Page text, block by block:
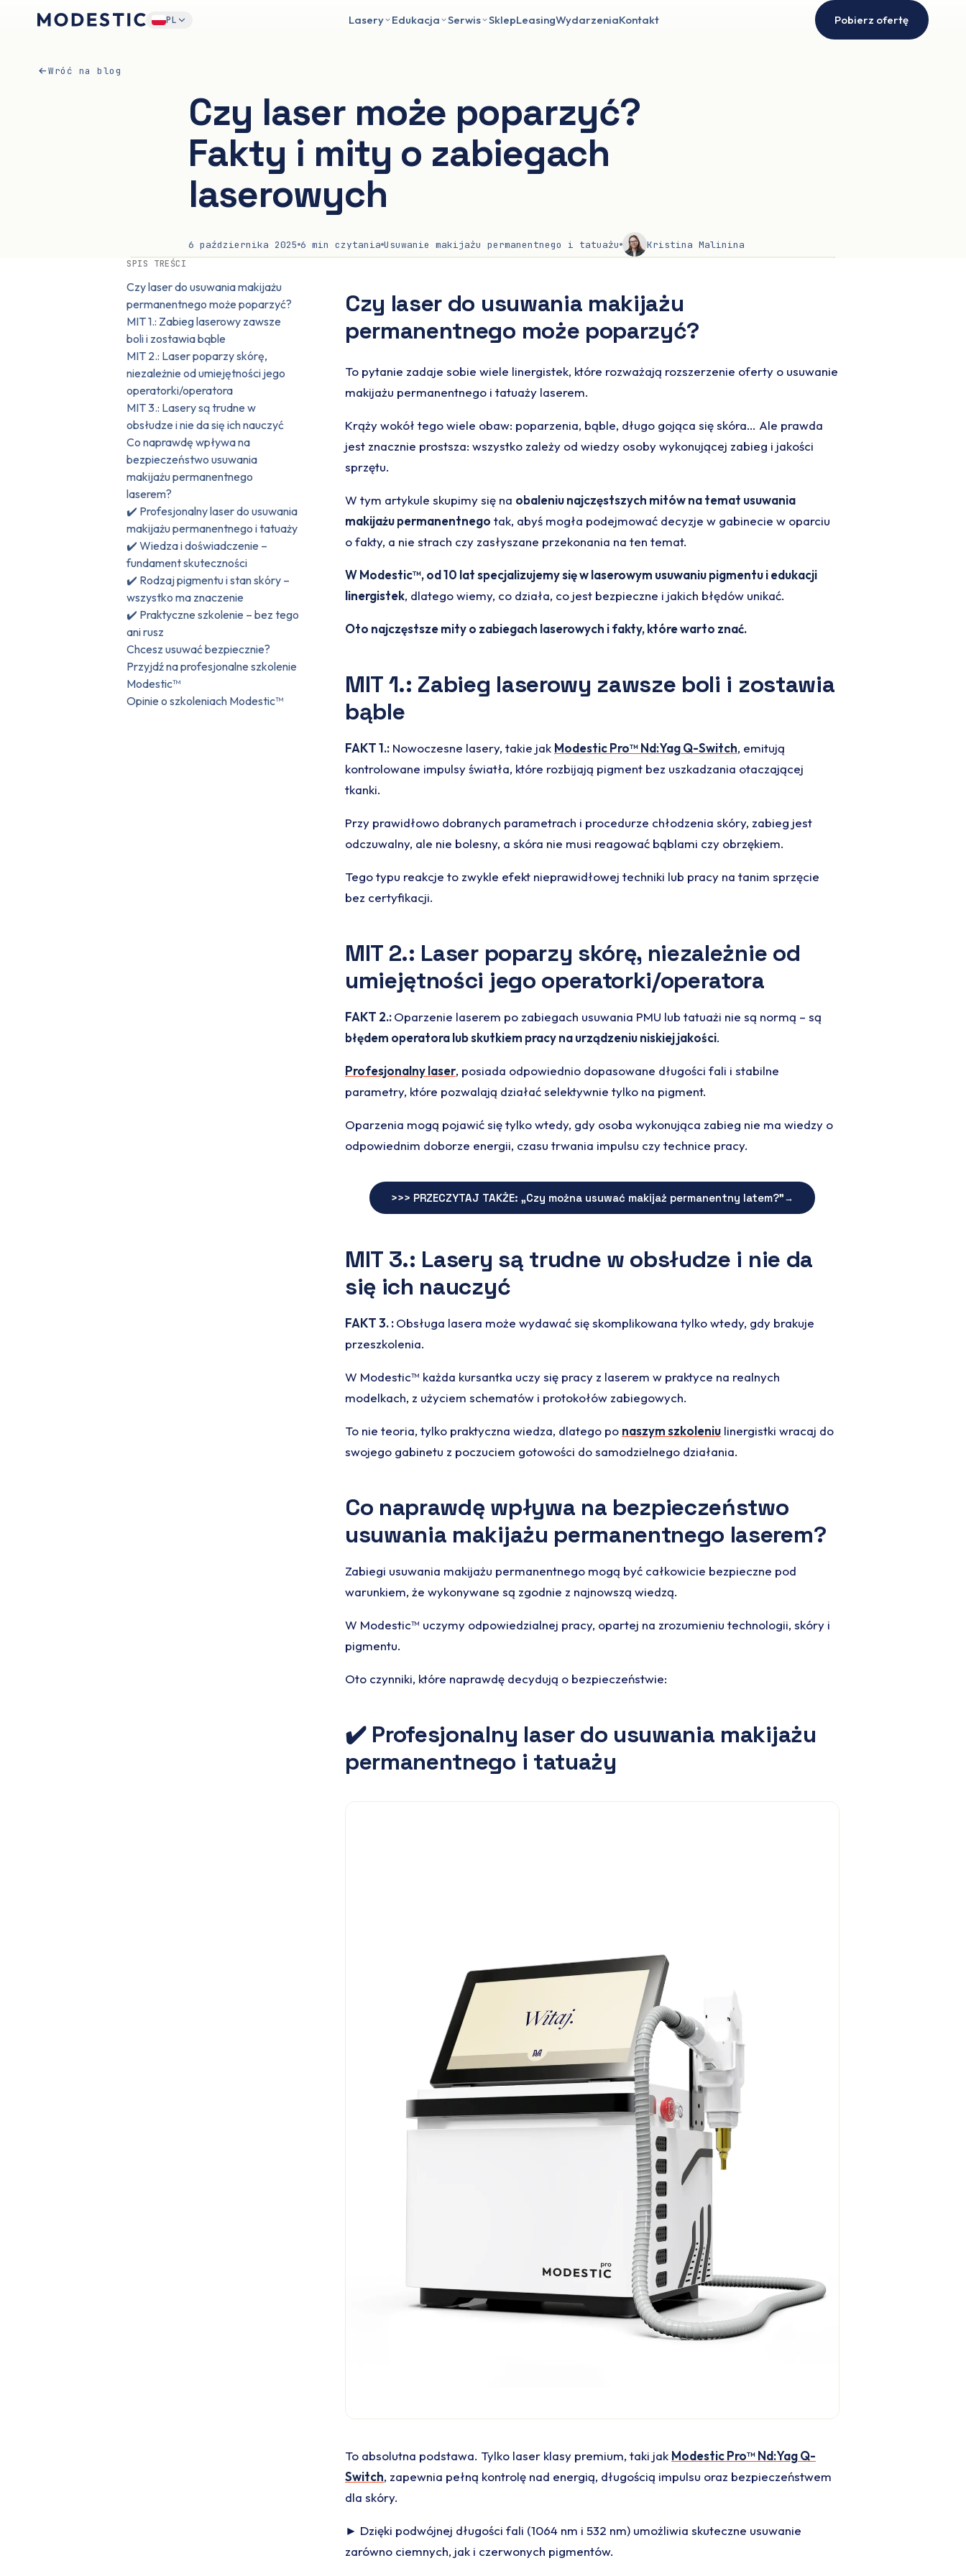
PL Lasery Edukacja Serwis SklepLeasingWydarzeniaKontakt Pobierz ofertę
Wróć na blog
Czy laser może poparzyć?
Fakty i mity o zabiegach
laserowych
6 października 2025 6 min czytania Usuwanie makijażu permanentnego i tatuażu Kristina Malinina
SPIS TREŚCI
Czy laser do usuwania makijażu
permanentnego może poparzyć?
MIT 1.: Zabieg laserowy zawsze
boli i zostawia bąble
MIT 2.: Laser poparzy skórę,
niezależnie od umiejętności jego
operatorki/operatora
MIT 3.: Lasery są trudne w
obsłudze i nie da się ich nauczyć
Co naprawdę wpływa na
bezpieczeństwo usuwania
makijażu permanentnego
laserem?
✔️ Profesjonalny laser do usuwania
makijażu permanentnego i tatuaży
✔️ Wiedza i doświadczenie –
fundament skuteczności
✔️ Rodzaj pigmentu i stan skóry –
wszystko ma znaczenie
✔️ Praktyczne szkolenie – bez tego
ani rusz
Chcesz usuwać bezpiecznie?
Przyjdź na profesjonalne szkolenie
Modestic™
Opinie o szkoleniach Modestic™
Czy laser do usuwania makijażu
permanentnego może poparzyć?
To pytanie zadaje sobie wiele linergistek, które rozważają rozszerzenie oferty o usuwanie
makijażu permanentnego i tatuaży laserem.
Krąży wokół tego wiele obaw: poparzenia, bąble, długo gojąca się skóra… Ale prawda
jest znacznie prostsza: wszystko zależy od wiedzy osoby wykonującej zabieg i jakości
sprzętu.
W tym artykule skupimy się na obaleniu najczęstszych mitów na temat usuwania
makijażu permanentnego tak, abyś mogła podejmować decyzje w gabinecie w oparciu
o fakty, a nie strach czy zasłyszane przekonania na ten temat.
W Modestic™, od 10 lat specjalizujemy się w laserowym usuwaniu pigmentu i edukacji
linergistek, dlatego wiemy, co działa, co jest bezpieczne i jakich błędów unikać.
Oto najczęstsze mity o zabiegach laserowych i fakty, które warto znać.
MIT 1.: Zabieg laserowy zawsze boli i zostawia
bąble
FAKT 1.: Nowoczesne lasery, takie jak Modestic Pro™ Nd:Yag Q-Switch, emitują
kontrolowane impulsy światła, które rozbijają pigment bez uszkadzania otaczającej
tkanki.
Przy prawidłowo dobranych parametrach i procedurze chłodzenia skóry, zabieg jest
odczuwalny, ale nie bolesny, a skóra nie musi reagować bąblami czy obrzękiem.
Tego typu reakcje to zwykle efekt nieprawidłowej techniki lub pracy na tanim sprzęcie
bez certyfikacji.
MIT 2.: Laser poparzy skórę, niezależnie od
umiejętności jego operatorki/operatora
FAKT 2.:Oparzenie laserem po zabiegach usuwania PMU lub tatuażi nie są normą – są
błędem operatora lub skutkiem pracy na urządzeniu niskiej jakości.
Profesjonalny laser, posiada odpowiednio dopasowane długości fali i stabilne
parametry, które pozwalają działać selektywnie tylko na pigment.
Oparzenia mogą pojawić się tylko wtedy, gdy osoba wykonująca zabieg nie ma wiedzy o
odpowiednim doborze energii, czasu trwania impulsu czy technice pracy.
>>> PRZECZYTAJ TAKŻE: „Czy można usuwać makijaż permanentny latem?”→
MIT 3.: Lasery są trudne w obsłudze i nie da
się ich nauczyć
FAKT 3. :Obsługa lasera może wydawać się skomplikowana tylko wtedy, gdy brakuje
przeszkolenia.
W Modestic™ każda kursantka uczy się pracy z laserem w praktyce na realnych
modelkach, z użyciem schematów i protokołów zabiegowych.
To nie teoria, tylko praktyczna wiedza, dlatego po naszym szkoleniu linergistki wracaj do
swojego gabinetu z poczuciem gotowości do samodzielnego działania.
Co naprawdę wpływa na bezpieczeństwo
usuwania makijażu permanentnego laserem?
Zabiegi usuwania makijażu permanentnego mogą być całkowicie bezpieczne pod
warunkiem, że wykonywane są zgodnie z najnowszą wiedzą.
W Modestic™ uczymy odpowiedzialnej pracy, opartej na zrozumieniu technologii, skóry i
pigmentu.
Oto czynniki, które naprawdę decydują o bezpieczeństwie:
✔️ Profesjonalny laser do usuwania makijażu
permanentnego i tatuaży
To absolutna podstawa. Tylko laser klasy premium, taki jak Modestic Pro™ Nd:Yag Q-
Switch, zapewnia pełną kontrolę nad energią, długością impulsu oraz bezpieczeństwem
dla skóry.
► Dzięki podwójnej długości fali (1064 nm i 532 nm) umożliwia skuteczne usuwanie
zarówno ciemnych, jak i czerwonych pigmentów.